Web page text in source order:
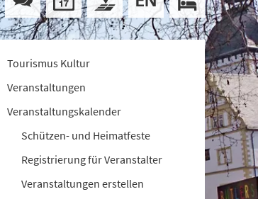
Tourismus Kultur
Veranstaltungen
Veranstaltungskalender
Schützen- und Heimatfeste
Registrierung für Veranstalter
Veranstaltungen erstellen